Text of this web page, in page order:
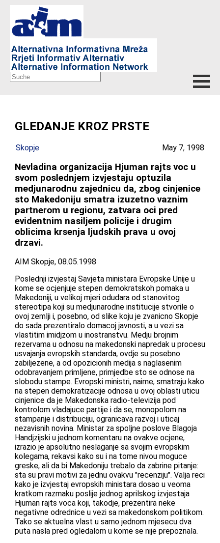
GLEDANJE KROZ PRSTE
Skopje May 7, 1998
Nevladina organizacija Hjuman rajts voc u
svom poslednjem izvjestaju optuzila
medjunarodnu zajednicu da, zbog cinjenice
sto Makedoniju smatra izuzetno vaznim
partnerom u regionu, zatvara oci pred
evidentnim nasiljem policije i drugim
oblicima krsenja ljudskih prava u ovoj
drzavi.
AIM Skopje, 08.05.1998
Poslednji izvjestaj Savjeta ministara Evropske Unije u
kome se ocjenjuje stepen demokratskoh pomaka u
Makedoniji, u velikoj mjeri odudara od stanovitog
stereotipa koji su medjunarodne institucije stvorile o
ovoj zemlji i, posebno, od slike koju je zvanicno Skopje
do sada prezentiralo domacoj javnosti, a u vezi sa
vlastitim imidjzom u inostranstvu. Medju brojnim
rezervama u odnosu na makedonski napredak u procesu
usvajanja evropskih standarda, ovdje su posebno
zabiljezene, a od opozicionih medija s naglasenim
odobravanjem primljene, primjedbe sto se odnose na
slobodu stampe. Evropski ministri, naime, smatraju kako
na stepen demokratizacije odnosa u ovoj oblasti uticu
cinjenice da je Makedonska radio-televizija pod
kontrolom vladajuce partije i da se, monopolom na
stampanje i distribuciju, ogranicava razvoj i uticaj
nezavisnih novina. Ministar za spoljne poslove Blagoja
Handjzijski u jednom komentaru na ovakve ocjene,
izrazio je apsolutno neslaganje sa svojim evropskim
kolegama, rekavsi kako su i na tome nivou moguce
greske, ali da bi Makedoniju trebalo da zabrine pitanje:
sta su pravi motivi za jednu ovakvu "recenziju". Valja reci
kako je izvjestaj evropskih ministara dosao u veoma
kratkom razmaku poslije jednog aprilskog izvjestaja
Hjuman rajts voca koji, takodje, prezentira neke
negativne odrednice u vezi sa makedonskom politikom.
Tako se aktuelna vlast u samo jednom mjesecu dva
puta nasla pred ogledalom u kome se nije prepoznala.